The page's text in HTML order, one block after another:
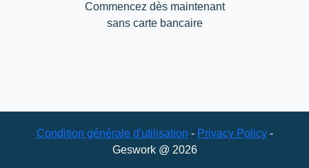
Commencez dès maintenant
sans carte bancaire
Condition générale d'utilisation - Privacy Policy-
Geswork @ 2026